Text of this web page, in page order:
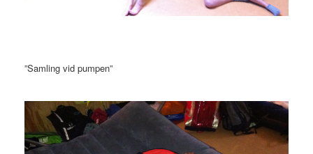
”Samling vid pumpen”